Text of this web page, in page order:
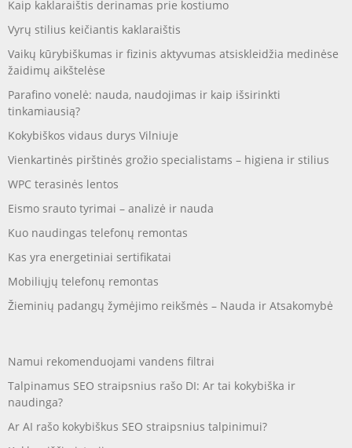
Kaip kaklaraištis derinamas prie kostiumo
Vyrų stilius keičiantis kaklaraištis
Vaikų kūrybiškumas ir fizinis aktyvumas atsiskleidžia medinėse
žaidimų aikštelėse
Parafino vonelė: nauda, naudojimas ir kaip išsirinkti
tinkamiausią?
Kokybiškos vidaus durys Vilniuje
Vienkartinės pirštinės grožio specialistams – higiena ir stilius
WPC terasinės lentos
Eismo srauto tyrimai – analizė ir nauda
Kuo naudingas telefonų remontas
Kas yra energetiniai sertifikatai
Mobiliųjų telefonų remontas
Žieminių padangų žymėjimo reikšmės – Nauda ir Atsakomybė
Namui rekomenduojami vandens filtrai
Talpinamus SEO straipsnius rašo DI: Ar tai kokybiška ir
naudinga?
Ar AI rašo kokybiškus SEO straipsnius talpinimui?